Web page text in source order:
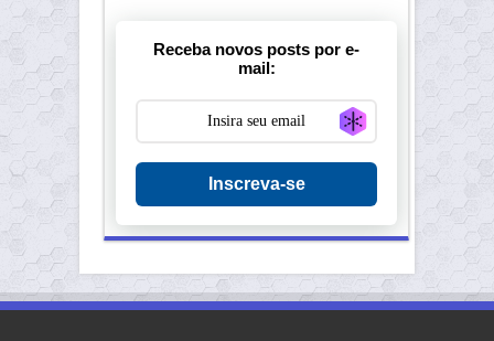
Receba novos posts por e-
mail:
Generate new
Inscreva-se